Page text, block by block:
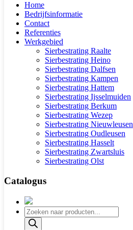
Home
Bedrijfsinformatie
Contact
Referenties
Werkgebied
Sierbestrating Raalte
Sierbestrating Heino
Sierbestrating Dalfsen
Sierbestrating Kampen
Sierbestrating Hattem
Sierbestrating Ijsselmuiden
Sierbestrating Berkum
Sierbestrating Wezep
Sierbestrating Nieuwleusen
Sierbestrating Oudleusen
Sierbestrating Hasselt
Sierbestrating Zwartsluis
Sierbestrating Olst
Catalogus
Producten
zoeken